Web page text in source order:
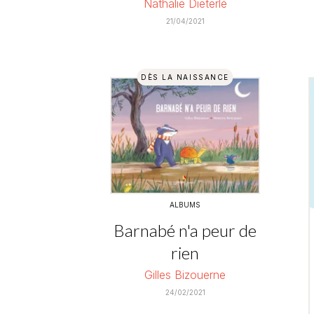
Nathalie Dieterlé
21/04/2021
DÈS LA NAISSANCE
ALBUMS
Barnabé n'a peur de
rien
Gilles Bizouerne
24/02/2021